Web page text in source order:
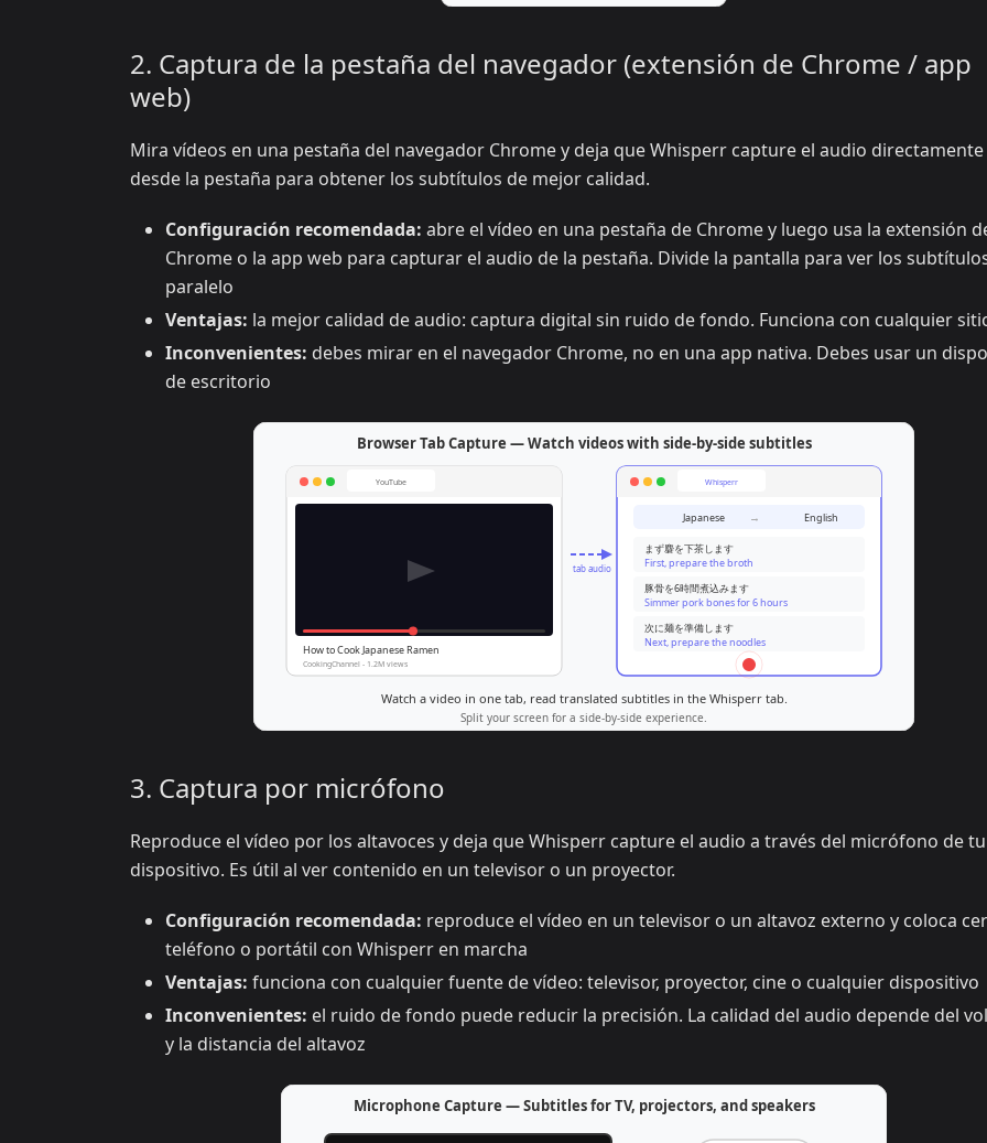
2. Captura de la pestaña del navegador (extensión de Chrome / app
web)
Mira vídeos en una pestaña del navegador Chrome y deja que Whisperr capture el audio directamente
desde la pestaña para obtener los subtítulos de mejor calidad.
Configuración recomendada: abre el vídeo en una pestaña de Chrome y luego usa la extensión
Chrome o la app web para capturar el audio de la pestaña. Divide la pantalla para ver los
paralelo
Ventajas: la mejor calidad de audio: captura digital sin ruido de fondo. Funciona con cualquier
Inconvenientes: debes mirar en el navegador Chrome, no en una app nativa. Debes usar un
de escritorio
3. Captura por micrófono
Reproduce el vídeo por los altavoces y deja que Whisperr capture el audio a través del micrófono de tu
dispositivo. Es útil al ver contenido en un televisor o un proyector.
Configuración recomendada: reproduce el vídeo en un televisor o un altavoz externo y coloca
teléfono o portátil con Whisperr en marcha
Ventajas: funciona con cualquier fuente de vídeo: televisor, proyector, cine o cualquier dispositivo
Inconvenientes: el ruido de fondo puede reducir la precisión. La calidad del audio depende del
y la distancia del altavoz